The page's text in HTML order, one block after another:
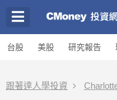
台股 美股 研究報告
跟著達人學投資